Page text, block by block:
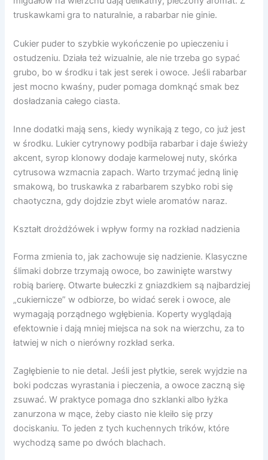
truskawkami gra to naturalnie, a rabarbar nie ginie.
Cukier puder to szybkie wykończenie po upieczeniu i
ostudzeniu. Działa też wizualnie, ale nie trzeba go sypać
grubo, bo w środku i tak jest serek i owoce. Jeśli rabarbar
jest mocno kwaśny, puder pomaga domknąć smak bez
dosładzania całego ciasta.
Inne dodatki mają sens, kiedy wynikają z tego, co już jest
w środku. Lukier cytrynowy podbija rabarbar i daje świeży
akcent, syrop klonowy dodaje karmelowej nuty, skórka
cytrusowa wzmacnia zapach. Warto trzymać jedną linię
smakową, bo truskawka z rabarbarem szybko robi się
chaotyczna, gdy dojdzie zbyt wiele aromatów naraz.
Kształt drożdżówek i wpływ formy na rozkład nadzienia
Forma zmienia to, jak zachowuje się nadzienie. Klasyczne
ślimaki dobrze trzymają owoce, bo zawinięte warstwy
robią barierę. Otwarte bułeczki z gniazdkiem są najbardziej
„cukiernicze” w odbiorze, bo widać serek i owoce, ale
wymagają porządnego wgłębienia. Koperty wyglądają
efektownie i dają mniej miejsca na sok na wierzchu, za to
łatwiej w nich o nierówny rozkład serka.
Zagłębienie to nie detal. Jeśli jest płytkie, serek wyjdzie na
boki podczas wyrastania i pieczenia, a owoce zaczną się
zsuwać. W praktyce pomaga dno szklanki albo łyżka
zanurzona w mące, żeby ciasto nie kleiło się przy
dociskaniu. To jeden z tych kuchennych trików, które
wychodzą same po dwóch blachach.